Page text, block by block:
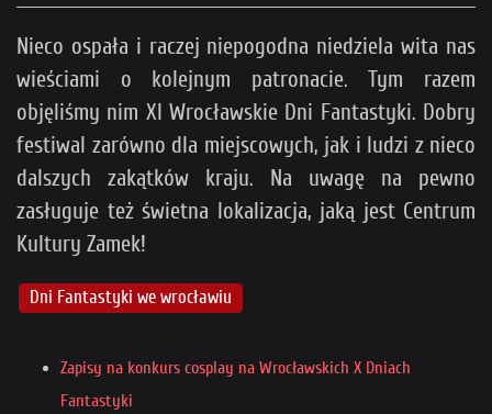
Nieco ospała i raczej niepogodna niedziela wita nas
wieściami o kolejnym patronacie. Tym razem
objęliśmy nim XI Wrocławskie Dni Fantastyki. Dobry
festiwal zarówno dla miejscowych, jak i ludzi z nieco
dalszych zakątków kraju. Na uwagę na pewno
zasługuje też świetna lokalizacja, jaką jest Centrum
Kultury Zamek!
Dni Fantastyki we wrocławiu
Zapisy na konkurs cosplay na Wrocławskich X Dniach
Fantastyki